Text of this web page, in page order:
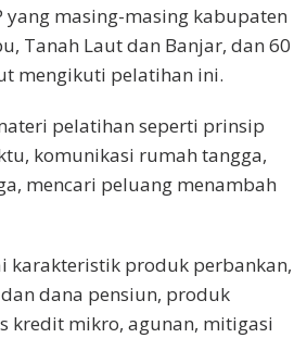
yang masing-masing kabupaten
Tanah Laut dan Banjar, dan 60
mengikuti pelatihan ini.
pelatihan seperti prinsip
komunikasi rumah tangga,
mencari peluang menambah
karakteristik produk perbankan,
dana pensiun, produk
kredit mikro, agunan, mitigasi